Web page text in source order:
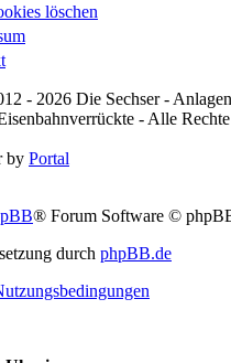
löschen
- 2026 Die Sechser -
- Alle
by Portal
® Forum Software ©
durch phpBB.de